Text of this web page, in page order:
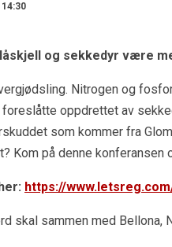
14:30
og sekkedyr være
Nitrogen og
foreslåtte oppdrettet av
som kommer fra
Kom på denne konferansen
https://
skal sammen med Bellona,